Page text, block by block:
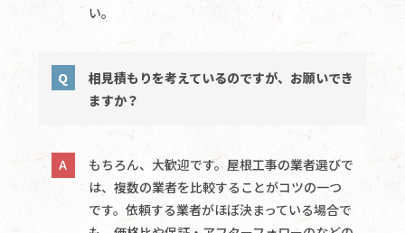
い。
相見積もりを考えているのですが、お願いでき
ますか？
もちろん、大歓迎です。屋根工事の業者選びで
は、複数の業者を比較することがコツの一つ
です。依頼する業者がほぼ決まっている場合で